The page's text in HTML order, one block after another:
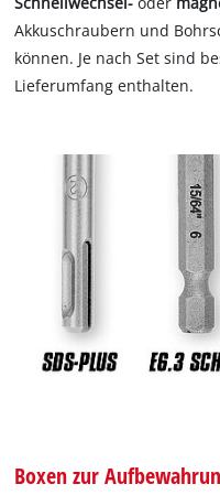
Akkuschraubern und
können. Je nach Set sind
Lieferumfang enthalten.
Boxen zur